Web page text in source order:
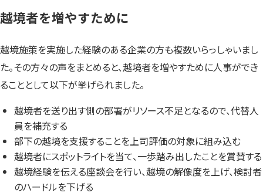
越境者を増やすために
越境施策を実施した経験のある企業の方も複数いらっしゃいまし
た。その方々の声をまとめると、越境者を増やすために人事ができ
ることとして以下が挙げられました。
越境者を送り出す側の部署がリソース不足となるので、代替人
員を補充する
部下の越境を支援することを上司評価の対象に組み込む
越境者にスポットライトを当て、一歩踏み出したことを賞賛する
越境経験を伝える座談会を行い、越境の解像度を上げ、検討者
のハードルを下げる